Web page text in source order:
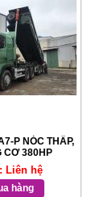
P NÓC THẤP,
CƠ 380HP
Liên hệ
hàng